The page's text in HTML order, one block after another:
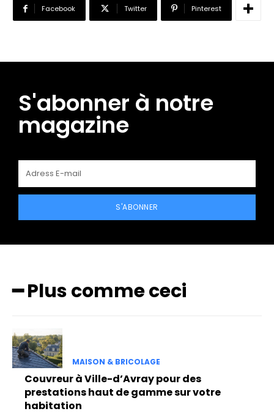
Facebook Twitter Pinterest
S'abonner à notre
magazine
S'ABONNER
━ Plus comme ceci
MAISON & BRICOLAGE
Couvreur à Ville-d’Avray pour des
prestations haut de gamme sur votre
habitation